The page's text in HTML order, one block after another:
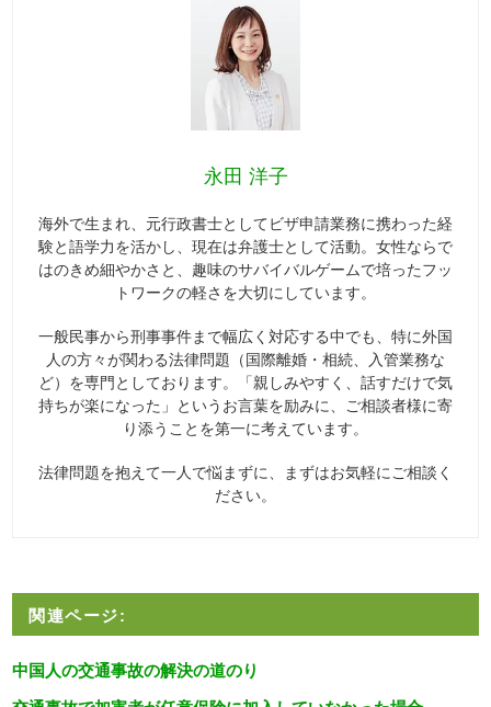
永田 洋子
海外で生まれ、元行政書士としてビザ申請業務に携わった経
験と語学力を活かし、現在は弁護士として活動。女性ならで
はのきめ細やかさと、趣味のサバイバルゲームで培ったフッ
トワークの軽さを大切にしています。
一般民事から刑事事件まで幅広く対応する中でも、特に外国
人の方々が関わる法律問題（国際離婚・相続、入管業務な
ど）を専門としております。「親しみやすく、話すだけで気
持ちが楽になった」というお言葉を励みに、ご相談者様に寄
り添うことを第一に考えています。
法律問題を抱えて一人で悩まずに、まずはお気軽にご相談く
ださい。
関連ページ:
中国人の交通事故の解決の道のり